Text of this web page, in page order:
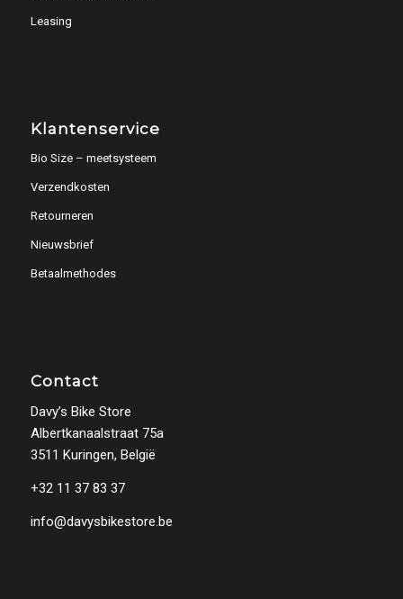
Leasing
Klantenservice
Bio Size – meetsysteem
Verzendkosten
Retourneren
Nieuwsbrief
Betaalmethodes
Contact
Davy’s Bike Store
Albertkanaalstraat 75a
3511 Kuringen, België
+32 11 37 83 37
info@davysbikestore.be